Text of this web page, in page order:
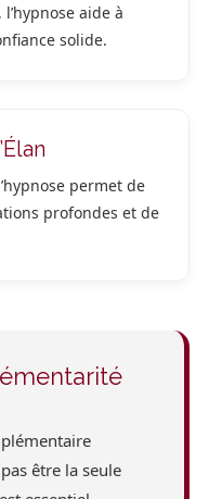
aide à
solide.
permet de
profondes et de
être la seule